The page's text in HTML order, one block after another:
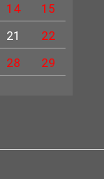
14
15
21
22
28
29